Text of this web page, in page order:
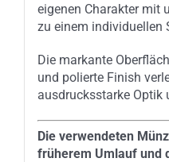
eigenen Charakter mit
zu einem individuellen
Die markante
und polierte Finish
ausdrucksstarke Optik
Die verwendeten
früherem Umlauf und